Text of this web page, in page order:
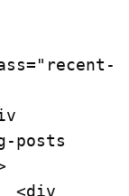
= "recent-
posts
<div